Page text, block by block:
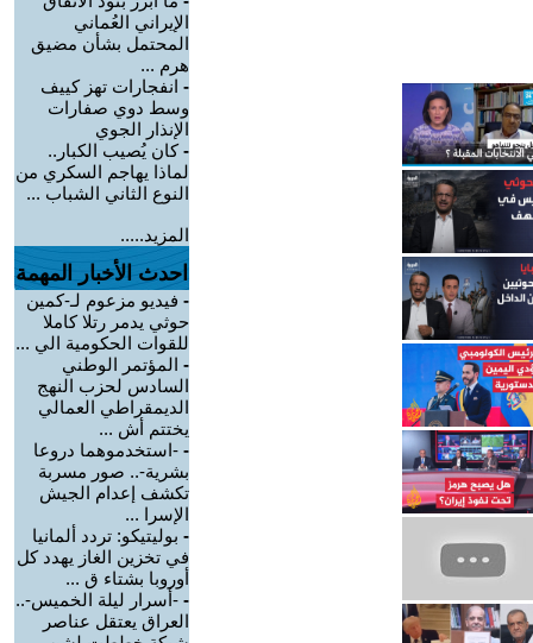
الإيراني العُماني
المحتمل بشأن مضيق
هرم ...
- انفجارات تهز كييف
وسط دوي صفارات
الإنذار الجوي
-كان يُصيب الكبار..
لماذا يهاجم السكري من
النوع الثاني الشباب ...
المزيد.....
احدث الأخبار المهمة
- فيديو مزعوم لـ-كمين
حوثي يدمر رتلا كاملا
للقوات الحكومية الي ...
- المؤتمر الوطني
السادس لحزب النهج
الديمقراطي العمالي
يختتم أش ...
- -استخدموهما دروعا
بشرية-.. صور مسربة
تكشف إعدام الجيش
الإسرا ...
- بوليتيكو: تردد ألمانيا
في تخزين الغاز يهدد كل
أوروبا بشتاء ق ...
- -أسرار ليلة الخميس-..
العراق يعتقل عناصر